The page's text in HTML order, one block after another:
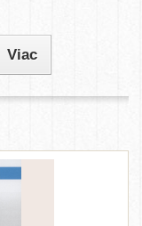
Viac